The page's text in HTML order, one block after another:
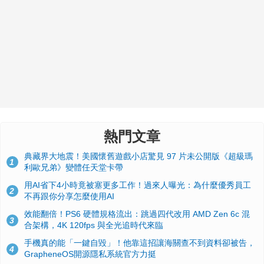
熱門文章
1
典藏界大地震！美國懷舊遊戲小店驚見 97 片未公開版《超級瑪
利歐兄弟》變體任天堂卡帶
2
用AI省下4小時竟被塞更多工作！過來人曝光：為什麼優秀員工
不再跟你分享怎麼使用AI
3
效能翻倍！PS6 硬體規格流出：跳過四代改用 AMD Zen 6c 混
合架構，4K 120fps 與全光追時代來臨
4
手機真的能「一鍵自毀」！他靠這招讓海關查不到資料卻被告，
GrapheneOS開源隱私系統官方力挺